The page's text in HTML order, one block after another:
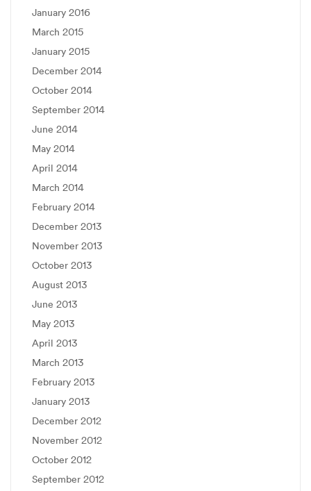
January 2016
March 2015
January 2015
December 2014
October 2014
September 2014
June 2014
May 2014
April 2014
March 2014
February 2014
December 2013
November 2013
October 2013
August 2013
June 2013
May 2013
April 2013
March 2013
February 2013
January 2013
December 2012
November 2012
October 2012
September 2012